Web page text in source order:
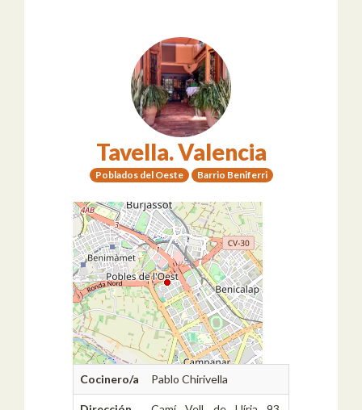
Tavella. Valencia
Poblados del Oeste Barrio Beniferri
Cocinero/a Pablo Chirivella